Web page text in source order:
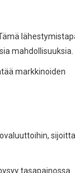
mahdollisuuksia.
markkinoiden
tasapainossa.